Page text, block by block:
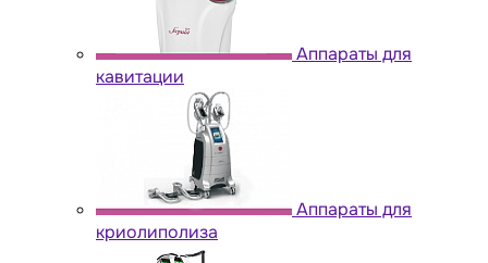
Аппараты для
кавитации
Аппараты для
криолиполиза